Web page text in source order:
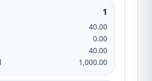
1
40.00
0.00
40.00
1,000.00